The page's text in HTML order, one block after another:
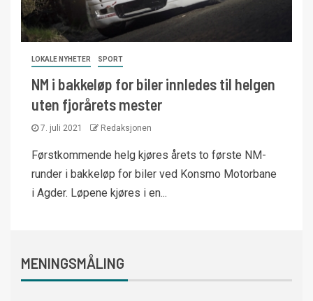
LOKALE NYHETER SPORT
NM i bakkeløp for biler innledes til helgen
uten fjorårets mester
7. juli 2021 Redaksjonen
Førstkommende helg kjøres årets to første NM-
runder i bakkeløp for biler ved Konsmo Motorbane
i Agder. Løpene kjøres i en...
MENINGSMÅLING